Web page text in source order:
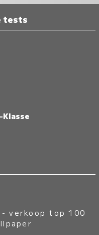
tests
Klasse
-verkoop top 100